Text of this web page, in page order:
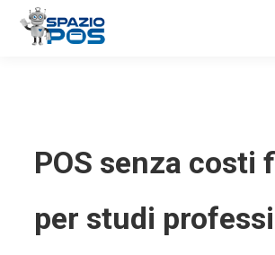
POS senza costi
per studi